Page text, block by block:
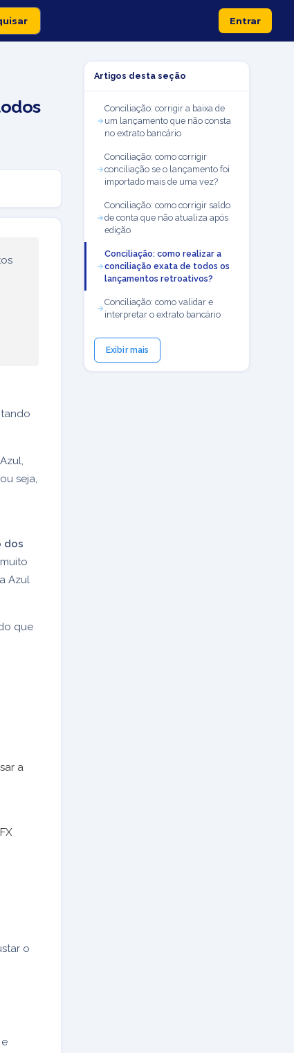
Entrar
seja,
dos
Azul
que
a
o
Artigos desta seção
Conciliação: corrigir a baixa de
um lançamento que não consta
no extrato bancário
Conciliação: como corrigir
conciliação se o lançamento foi
importado mais de uma vez?
Conciliação: como corrigir saldo
de conta que não atualiza após
edição
Conciliação: como realizar a
conciliação exata de todos os
lançamentos retroativos?
Conciliação: como validar e
interpretar o extrato bancário
Exibir mais